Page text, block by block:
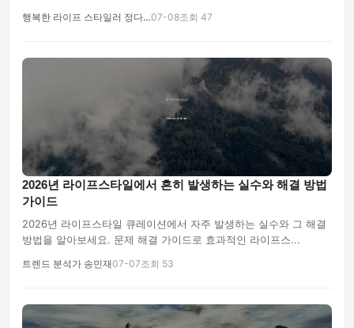
행복한 라이프 스타일러 정다…07-08조회 47
2026년 라이프스타일에서 흔히 발생하는 실수와 해결 방법
가이드
2026년 라이프스타일 큐레이션에서 자주 발생하는 실수와 그 해결
방법을 알아보세요. 문제 해결 가이드로 효과적인 라이프스...
트렌드 분석가 송민재07-07조회 53